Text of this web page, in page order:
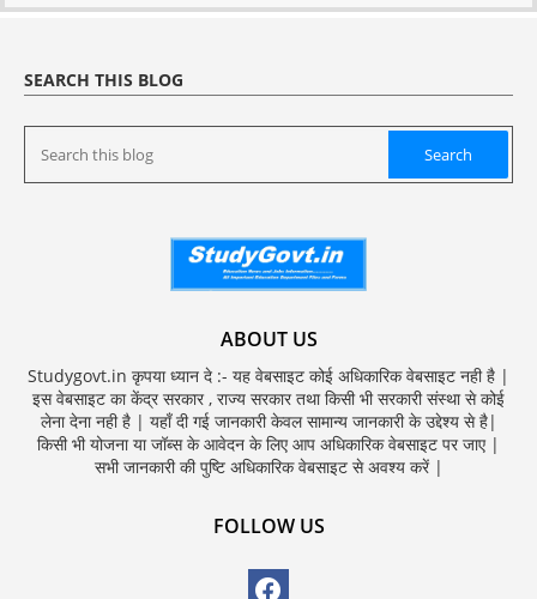
SEARCH THIS BLOG
ABOUT US
Studygovt.in कृपया ध्यान दे :- यह वेबसाइट कोई अधिकारिक वेबसाइट नही है |
इस वेबसाइट का केंद्र सरकार , राज्य सरकार तथा किसी भी सरकारी संस्था से कोई
लेना देना नही है | यहाँ दी गई जानकारी केवल सामान्य जानकारी के उद्देश्य से है|
किसी भी योजना या जॉब्स के आवेदन के लिए आप अधिकारिक वेबसाइट पर जाए |
सभी जानकारी की पुष्टि अधिकारिक वेबसाइट से अवश्य करें |
FOLLOW US